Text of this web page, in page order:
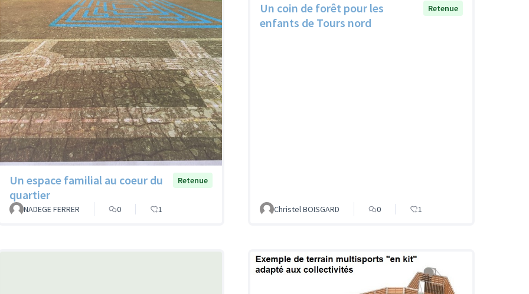
Un espace familial au coeur du
quartier
Retenue
NADEGE FERRER 0 1
Un coin de forêt pour les
enfants de Tours nord
Retenue
Christel BOISGARD 0 1